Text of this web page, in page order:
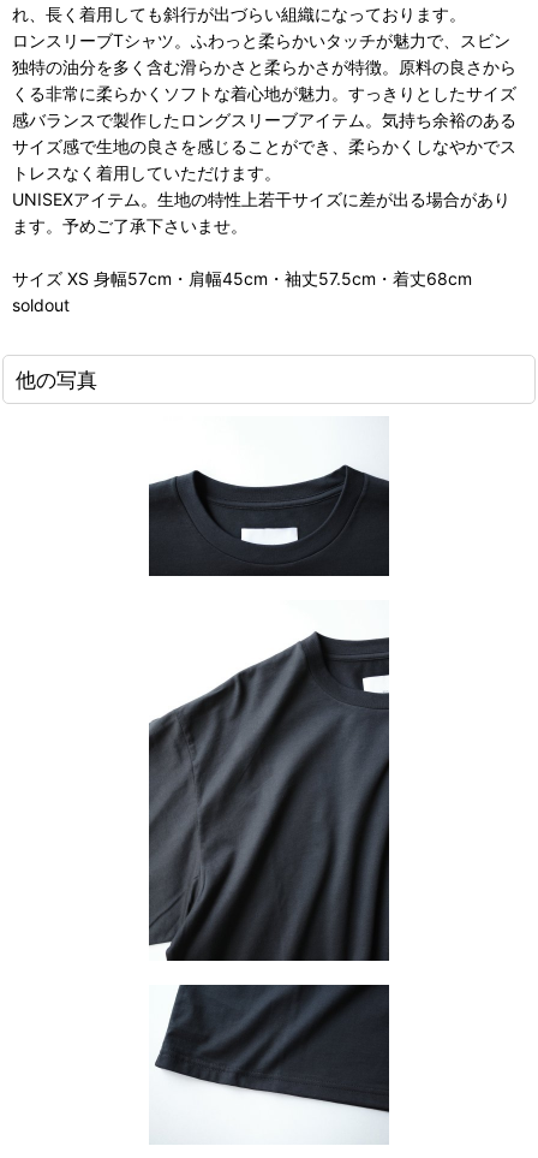
れ、長く着用しても斜行が出づらい組織になっております。
ロンスリーブTシャツ。ふわっと柔らかいタッチが魅力で、スビン
独特の油分を多く含む滑らかさと柔らかさが特徴。原料の良さから
くる非常に柔らかくソフトな着心地が魅力。すっきりとしたサイズ
感バランスで製作したロングスリーブアイテム。気持ち余裕のある
サイズ感で生地の良さを感じることができ、柔らかくしなやかでス
トレスなく着用していただけます。
UNISEXアイテム。生地の特性上若干サイズに差が出る場合があり
ます。予めご了承下さいませ。
サイズ XS 身幅57cm・肩幅45cm・袖丈57.5cm・着丈68cm
soldout
他の写真